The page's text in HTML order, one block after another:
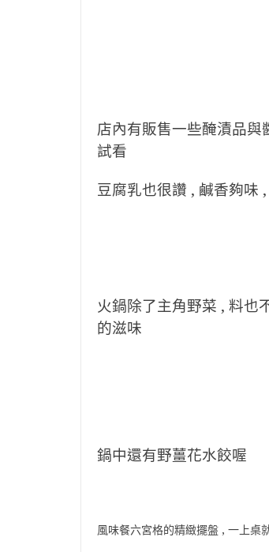
店內有販售一些醃漬品與
試看
豆腐乳也很讚 , 鹹香夠味
火鍋除了主角野菜 , 料也
的滋味
鍋中還有野薑花水餃喔
風味餐六宮格的精緻擺盤 , 一上桌